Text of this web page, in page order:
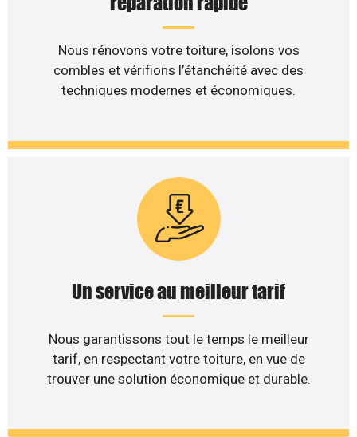
Nous rénovons votre toiture, isolons vos
combles et vérifions l’étanchéité avec des
techniques modernes et économiques.
Un service au meilleur tarif
Nous garantissons tout le temps le meilleur
tarif, en respectant votre toiture, en vue de
trouver une solution économique et durable.